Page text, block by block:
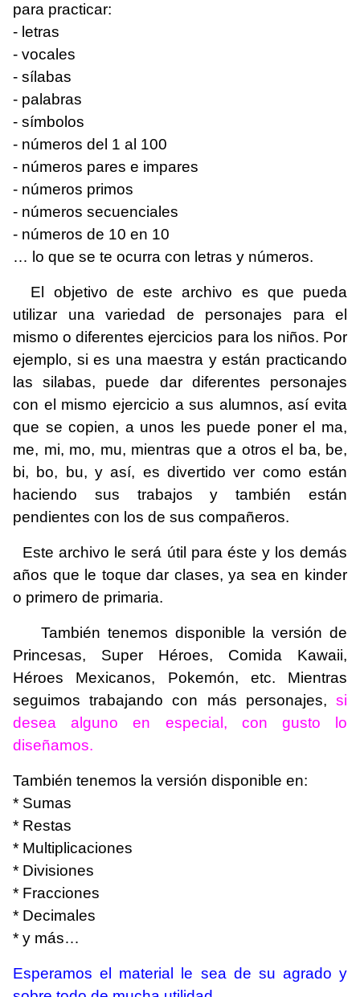
para practicar:
- letras
- vocales
- sílabas
- palabras
- símbolos
- números del 1 al 100
- números pares e impares
- números primos
- números secuenciales
- números de 10 en 10
… lo que se te ocurra con letras y números.
El objetivo de este archivo es que pueda
utilizar una variedad de personajes para el
mismo o diferentes ejercicios para los niños. Por
ejemplo, si es una maestra y están practicando
las silabas, puede dar diferentes personajes
con el mismo ejercicio a sus alumnos, así evita
que se copien, a unos les puede poner el ma,
me, mi, mo, mu, mientras que a otros el ba, be,
bi, bo, bu, y así, es divertido ver como están
haciendo sus trabajos y también están
pendientes con los de sus compañeros.
Este archivo le será útil para éste y los demás
años que le toque dar clases, ya sea en kinder
o primero de primaria.
También tenemos disponible la versión de
Princesas, Super Héroes, Comida Kawaii,
Héroes Mexicanos, Pokemón, etc. Mientras
seguimos trabajando con más personajes, si
desea alguno en especial, con gusto lo
diseñamos.
También tenemos la versión disponible en:
* Sumas
* Restas
* Multiplicaciones
* Divisiones
* Fracciones
* Decimales
* y más…
Esperamos el material le sea de su agrado y